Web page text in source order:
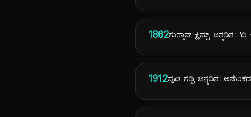
1862ಗುಸ್ತಾವ್ ಕ್ಲಿಮ್ಟ್ ಜನ್ಮದಿನ:
1912ವುಡಿ ಗಥ್ರಿ ಜನ್ಮದಿನ: